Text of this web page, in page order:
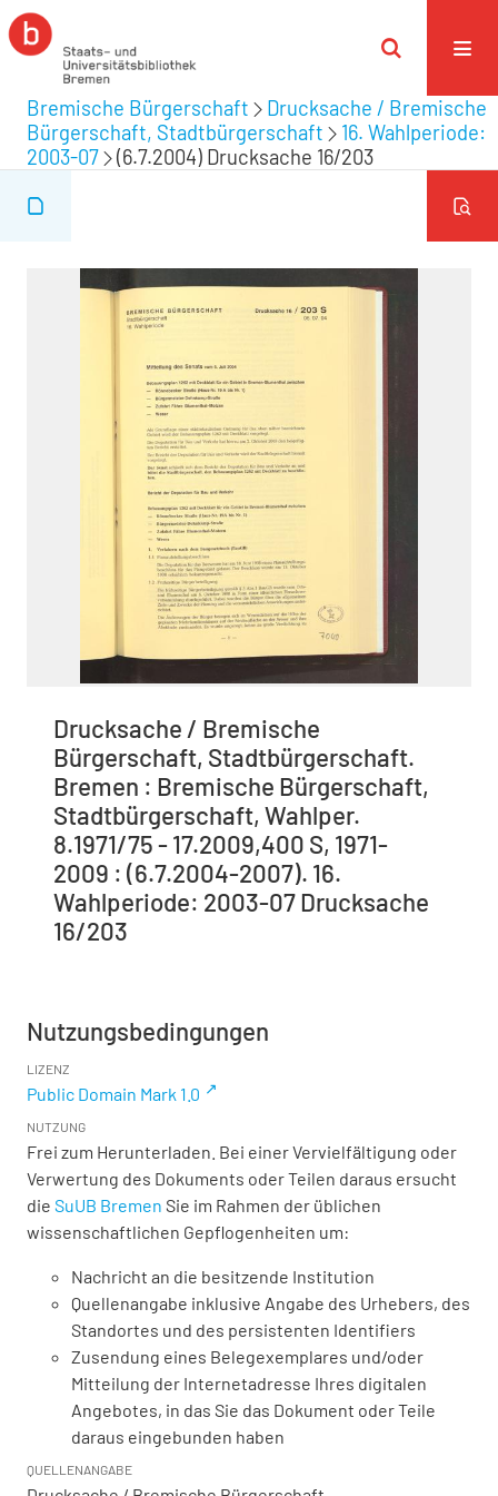
Bremische Bürgerschaft
Drucksache / Bremische
Bürgerschaft, Stadtbürgerschaft
16. Wahlperiode:
2003-07
(6.7.2004) Drucksache 16/203
Drucksache / Bremische
Bürgerschaft, Stadtbürgerschaft.
Bremen : Bremische Bürgerschaft,
Stadtbürgerschaft, Wahlper.
8.1971/75 - 17.2009,400 S, 1971-
2009 : (6.7.2004-2007). 16.
Wahlperiode: 2003-07 Drucksache
16/203
Nutzungsbedingungen
LIZENZ
Public Domain Mark 1.0
NUTZUNG
Frei zum Herunterladen. Bei einer Vervielfältigung oder
Verwertung des Dokuments oder Teilen daraus ersucht
die SuUB Bremen Sie im Rahmen der üblichen
wissenschaftlichen Gepflogenheiten um:
Nachricht an die besitzende Institution
Quellenangabe inklusive Angabe des Urhebers, des
Standortes und des persistenten Identifiers
Zusendung eines Belegexemplares und/oder
Mitteilung der Internetadresse Ihres digitalen
Angebotes, in das Sie das Dokument oder Teile
daraus eingebunden haben
QUELLENANGABE